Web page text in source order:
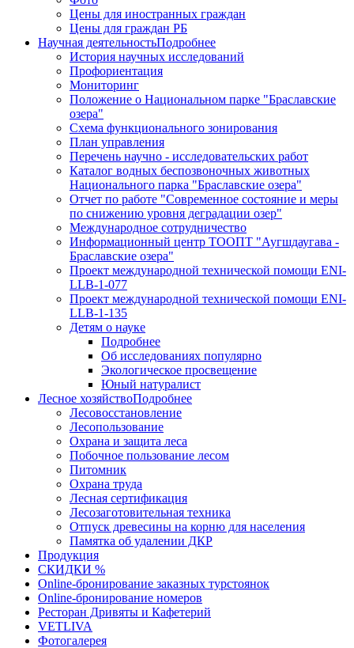
Цены для иностранных граждан
Цены для граждан РБ
Научная деятельностьПодробнее
История научных исследований
Профориентация
Мониторинг
Положение о Национальном парке "Браславские
озера"
Схема функционального зонирования
План управления
Перечень научно - исследовательских работ
Каталог водных беспозвоночных животных
Национального парка "Браславские озера"
Отчет по работе "Современное состояние и меры
по снижению уровня деградации озер"
Международное сотрудничество
Информационный центр ТООПТ "Аугшдаугава -
Браславские озера"
Проект международной технической помощи ENI-
LLB-1-077
Проект международной технической помощи ENI-
LLB-1-135
Детям о науке
Подробнее
Об исследованиях популярно
Экологическое просвещение
Юный натуралист
Лесное хозяйствоПодробнее
Лесовосстановление
Лесопользование
Охрана и защита леса
Побочное пользование лесом
Питомник
Охрана труда
Лесная сертификация
Лесозаготовительная техника
Отпуск древесины на корню для населения
Памятка об удалении ДКР
Продукция
СКИДКИ %
Оnline-бронирование заказных турстоянок
Оnline-бронирование номеров
Ресторан Дривяты и Кафетерий
VETLIVA
Фотогалерея